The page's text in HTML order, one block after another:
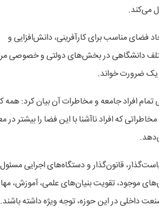
می‌کند.
فضای مناسب برای کارآفرینی، دانش‌افزایی و
دانشگاهی در بخش‌های دولتی و خصوصی
یک ضرورت خواند.
افراد جامعه و مخاطرات آن بیان کرد: همه
که افراد ناآشنا با این فضا را بیشتر
قانون‌گذار و دستگاه‌های اجرایی
موجود، تقویت بنیان‌های علمی، آموزش،
داخلی در این حوزه، توجه ویژه داشته باشند.